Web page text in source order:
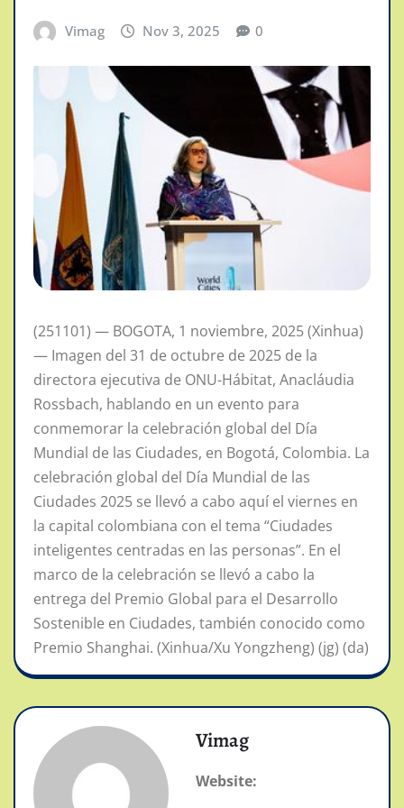
Vimag Nov 3, 2025 0
(251101) — BOGOTA, 1 noviembre, 2025 (Xinhua)
— Imagen del 31 de octubre de 2025 de la
directora ejecutiva de ONU-Hábitat, Anacláudia
Rossbach, hablando en un evento para
conmemorar la celebración global del Día
Mundial de las Ciudades, en Bogotá, Colombia. La
celebración global del Día Mundial de las
Ciudades 2025 se llevó a cabo aquí el viernes en
la capital colombiana con el tema “Ciudades
inteligentes centradas en las personas”. En el
marco de la celebración se llevó a cabo la
entrega del Premio Global para el Desarrollo
Sostenible en Ciudades, también conocido como
Premio Shanghai. (Xinhua/Xu Yongzheng) (jg) (da)
Vimag
Website: